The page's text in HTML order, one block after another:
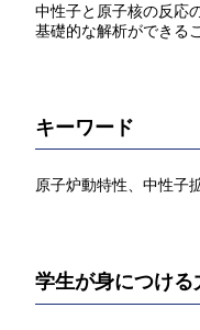
中性子と原子核の反応
基礎的な解析ができる
キーワード
原子炉動特性、中性子
学生が身につける